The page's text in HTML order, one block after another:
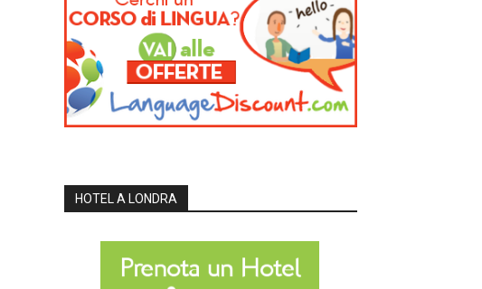
HOTEL A LONDRA